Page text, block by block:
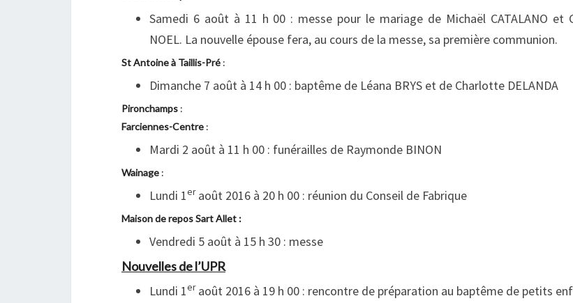
DIMANCHE
Samedi 6 août à 11 h 00 : messe pour le mariage de Michaël CATALANO et
NOEL. La nouvelle épouse fera, au cours de la messe, sa première communion.
St Antoine à Taillis-Pré :
Dimanche 7 août à 14 h 00 : baptême de Léana BRYS et de Charlotte DELANDA
Pironchamps :
Farciennes-Centre :
Mardi 2 août à 11 h 00 : funérailles de Raymonde BINON
Wainage :
Lundi 1eraoût 2016 à 20 h 00 : réunion du Conseil de Fabrique
Maison de repos Sart Allet :
Vendredi 5 août à 15 h 30 : messe
Nouvelles de l’UPR
Lundi 1eraoût 2016 à 19 h 00 : rencontre de préparation au baptême de petits